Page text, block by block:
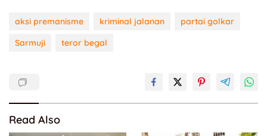
aksi premanisme kriminal jalanan
partai golkar
Sarmuji
teror begal
Read Also